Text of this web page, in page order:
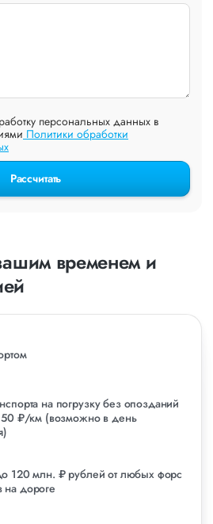
персональных данных в
Политики обработки
Рассчитать
временем и
на погрузку без опозданий
50 ₽/км (возможно в день
120 млн. ₽ рублей от любых форс
дороге